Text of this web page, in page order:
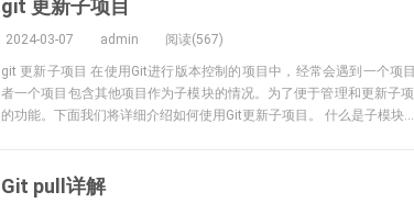
git 更新子项目
2024-03-07 admin 阅读(567)
git 更新子项目 在使用Git进行版本控制的项目中，经常会遇到一个项
者一个项目包含其他项目作为子模块的情况。为了便于管理和更新子
的功能。下面我们将详细介绍如何使用Git更新子项目。 什么是子模块...
Git pull详解